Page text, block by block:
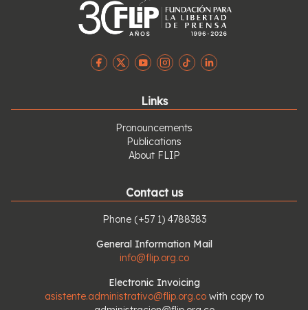
Links
Pronouncements
Publications
About FLIP
Contact us
Phone (+57 1) 4788383
General Information Mail
info@flip.org.co
Electronic Invoicing
asistente.administrativo@flip.org.co with copy to